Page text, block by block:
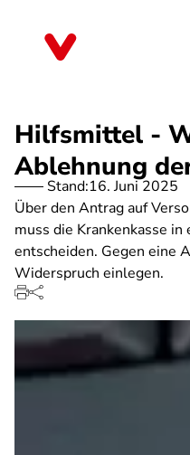
Hilfsmittel -
Ablehnung
Stand:16. Juni 2025
Über den Antrag auf
muss die Krankenkasse
entscheiden. Gegen eine
Widerspruch einlegen.